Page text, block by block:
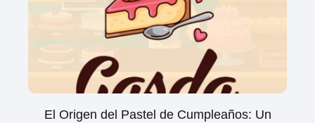
El Origen del Pastel de Cumpleaños: Un